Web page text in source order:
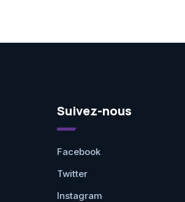
Suivez-nous
Facebook
Twitter
Instagram